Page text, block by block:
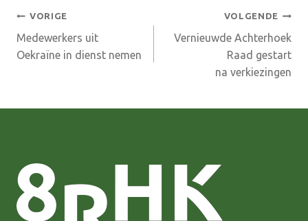
Bericht
navigatie
VORIGE
Medewerkers uit
Oekraïne in dienst nemen
VOLGENDE
Vernieuwde Achterhoek
Raad gestart
na verkiezingen